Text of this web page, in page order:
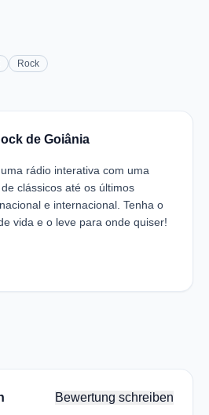
Rock
de Goiânia
rádio interativa com uma
clássicos até os últimos
e internacional. Tenha o
vida e o leve para onde quiser!
Bewertung schreiben